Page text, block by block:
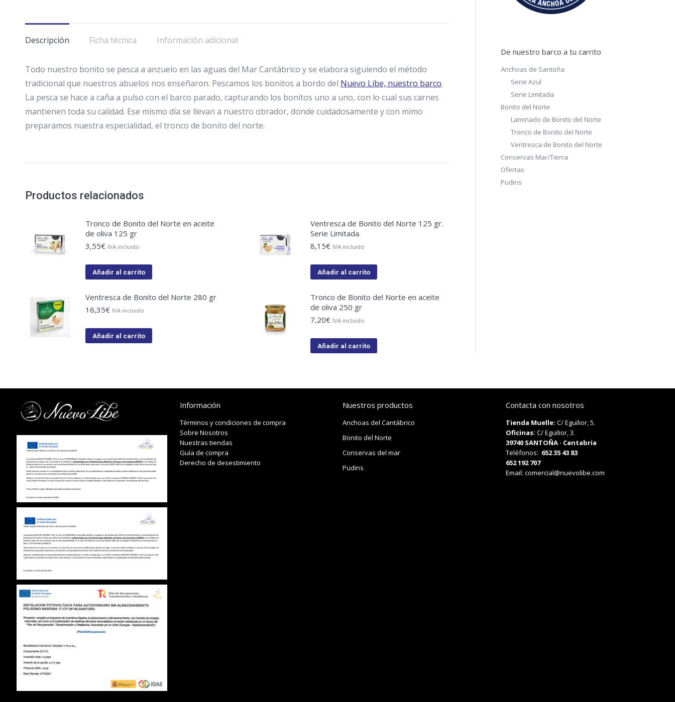
cantidad
Descripción Ficha técnica Información adicional
Todo nuestro bonito se pesca a anzuelo en las aguas del Mar Cantábrico y se elabora siguiendo el método
tradicional que nuestros abuelos nos enseñaron. Pescamos los bonitos a bordo del Nuevo Libe, nuestro barco.
La pesca se hace a caña a pulso con el barco parado, capturando los bonitos uno a uno, con lo cual sus carnes
mantienen toda su calidad. Ese mismo día se llevan a nuestro obrador, donde cuidadosamente y con mimo
preparamos nuestra especialidad, el tronco de bonito del norte.
Productos relacionados
Tronco de Bonito del Norte en aceite
de oliva 125 gr
3,55€ IVA incluido
Añadir al carrito
Ventresca de Bonito del Norte 125 gr.
Serie Limitada.
8,15€ IVA incluido
Añadir al carrito
Ventresca de Bonito del Norte 280 gr
16,35€ IVA incluido
Añadir al carrito
Tronco de Bonito del Norte en aceite
de oliva 250 gr
7,20€ IVA incluido
Añadir al carrito
De nuestro barco a tu carrito
Anchoas de Santoña
Serie Azul
Serie Limitada
Bonito del Norte
Laminado de Bonito del Norte
Tronco de Bonito del Norte
Ventresca de Bonito del Norte
Conservas Mar/Tierra
Ofertas
Pudins
Información
Términos y condiciones de compra
Sobre Nosotros
Nuestras tiendas
Guía de compra
Derecho de desestimiento
Nuestros productos
Anchoas del Cantábrico
Bonito del Norte
Conservas del mar
Pudins
Contacta con nosotros
Tienda Muelle: C/ Eguilior, 5.
Oficinas: C/ Eguilior, 3.
39740 SANTOÑA · Cantabria
Teléfonos: 652 35 43 83
652 192 707
Email: comercial@nuevolibe.com